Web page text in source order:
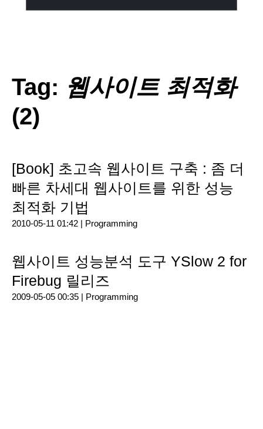
Tag: 웹사이트 최적화
(2)
[Book] 초고속 웹사이트 구축 : 좀 더
빠른 차세대 웹사이트를 위한 성능
최적화 기법
2010-05-11 01:42 | Programming
웹사이트 성능분석 도구 YSlow 2 for
Firebug 릴리즈
2009-05-05 00:35 | Programming